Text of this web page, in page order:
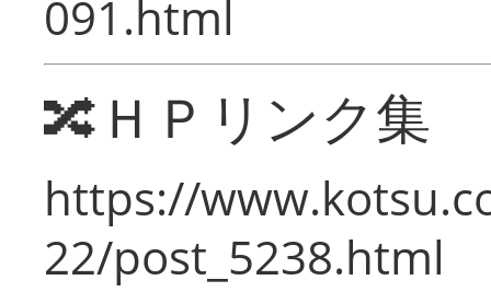
091.html
🔀ＨＰリンク集
https://
22/post_5238.html